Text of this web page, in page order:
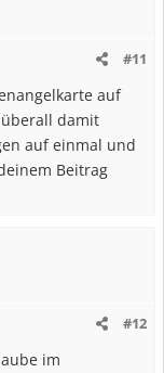
#11
auf
damit
auf einmal und
Beitrag
#12
im